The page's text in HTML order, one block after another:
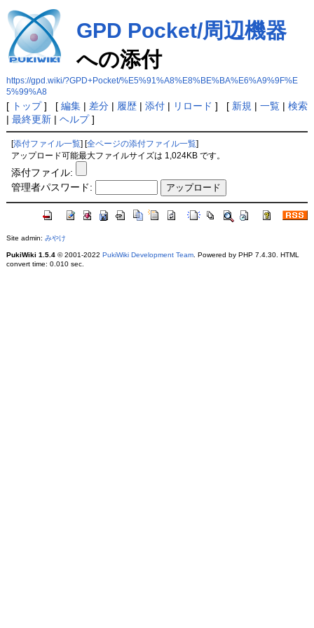
GPD Pocket/周辺機器
への添付
https://gpd.wiki/?GPD+Pocket/%E5%91%A8%E8%BE%BA%E6%A9%9F%E
5%99%A8
[ トップ] [ 編集| 差分| 履歴| 添付| リロード ] [ 新規 | 一覧| 検索
| 最終更新| ヘルプ]
[添付ファイル一覧 ] [全ページの添付ファイル一覧
アップロード可能最大ファイルサイズは 1,024KB です。
添付ファイル:
管理者パスワード:
Site admin: みやけ
PukiWiki 1.5.4© 2001-2022 PukiWiki Development Team. Powered by PHP 7.4.30. HTML
convert time: 0.010 sec.